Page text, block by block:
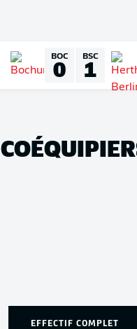
BOC
0 BSC
1
EFFECTIF COMPLET